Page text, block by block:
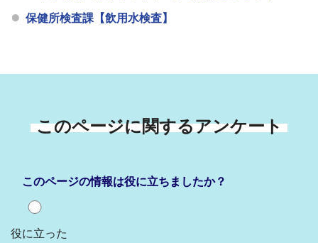
保健所検査課【飲用水検査】
このページに関するアンケート
このページの情報は役に立ちましたか？
役に立った